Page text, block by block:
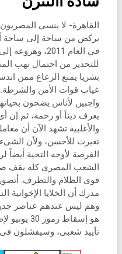
القاهرة- لا ينسى
في العام 2011،
للتحذير من احتمال نهب
بشريا يمنع الرعاع ممن
غياب قوات الأمن والشرطة.
واجبين لأناس يضحون
يعرف ديناً أو رحمة، ثم إن
والأغلبية تشهد الآن أن
تغيرت للأحسن، ولأن الشىء
الفرصة لأوجه التحية أيضاً
الشعب المصرى كله يقف
قوى الظلام والتطرف.
مدرك أن الخلايا الإخوانية
وهم ليس عندهم عناصر
هو إسقاط
تأييد شعبى، وسيفشلون